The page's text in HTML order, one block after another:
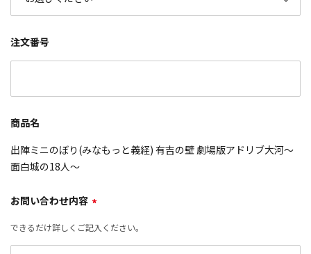
注文番号
商品名
出陣ミニのぼり(みなもっと義経) 有吉の壁 劇場版アドリブ大河～
面白城の18人～
お問い合わせ内容 *
できるだけ詳しくご記入ください。